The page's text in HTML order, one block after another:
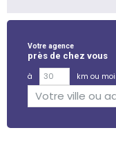
Votre agence
près de chez vous
à
km ou